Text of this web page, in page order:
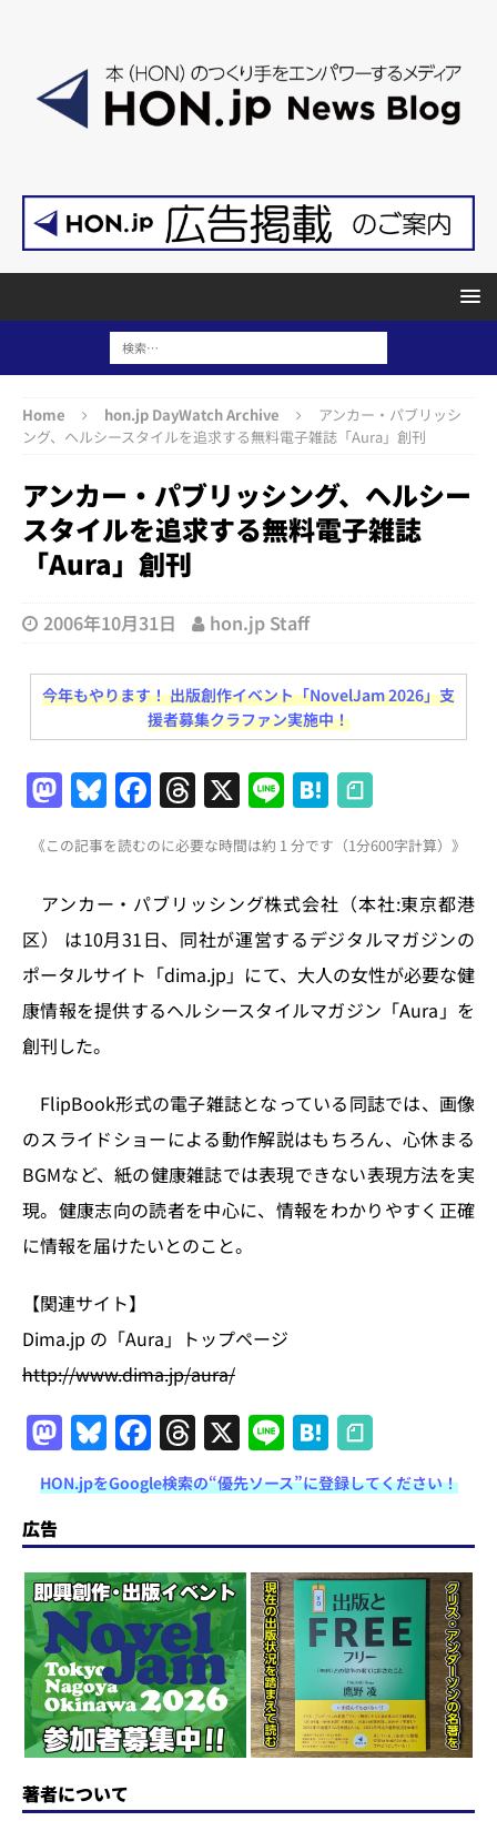
Home hon.jp DayWatch Archive
アンカー・パブリッシ
ング、ヘルシースタイルを追求する無料電子雑誌「Aura」創刊
アンカー・パブリッシング、ヘルシー
スタイルを追求する無料電子雑誌
「Aura」創刊
2006年10月31日 hon.jp Staff
今年もやります！ 出版創作イベント「NovelJam 2026」支
援者募集クラファン実施中！
M
a
st
o
d
o
n
Bl
u
e
s
k
y
F
a
c
e
b
o
o
T
h
re
a
d
s
X Li
n
e
H
at
e
n
a
《この記事を読むのに必要な時間は約 1 分です（1分600字計算）》
アンカー・パブリッシング株式会社（本社:東京都港
区） は10月31日、同社が運営するデジタルマガジンの
ポータルサイト「dima.jp」にて、大人の女性が必要な健
康情報を提供するヘルシースタイルマガジン「Aura」を
創刊した。
FlipBook形式の電子雑誌となっている同誌では、画像
のスライドショーによる動作解説はもちろん、心休まる
BGMなど、紙の健康雑誌では表現できない表現方法を実
現。健康志向の読者を中心に、情報をわかりやすく正確
に情報を届けたいとのこと。
【関連サイト】
Dima.jp の「Aura」トップページ
http://www.dima.jp/aura/
M
a
st
o
d
o
n
Bl
u
e
s
k
y
F
a
c
e
b
o
o
k
T
h
re
a
d
s
X Li
n
e
H
at
e
n
a
HON.jpをGoogle検索の“優先ソース”に登録してください！
広告
著者について